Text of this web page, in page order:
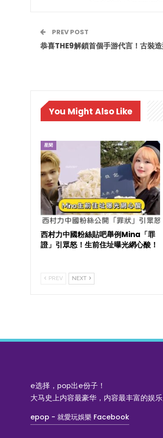
PREV POST
恭喜THE9解鎖首個手游代言！古裝
You Might Also Like
星聞
西村力中國粉絲貼吧舉例Mina「罪
證」引眾怒！生前住址曝光網心酸！
PREV NEXT
e选择，pop出e份子！
大马史上内容最豪华，内容最丰富的娱乐
epop - 就愛玩娛樂 Facebook